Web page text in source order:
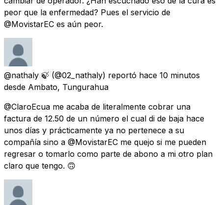
peor que la enfermedad? Pues el servicio de
@MovistarEC es aún peor.
@nathaly 🍃 (@02_nathaly) reportó hace 10 minutos
desde Ambato, Tungurahua
@ClaroEcua me acaba de literalmente cobrar una
factura de 12.50 de un número el cual di de baja hace
unos días y prácticamente ya no pertenece a su
compañía sino a @MovistarEC me quejo si me pueden
regresar o tomarlo como parte de abono a mi otro plan
claro que tengo. 🙃